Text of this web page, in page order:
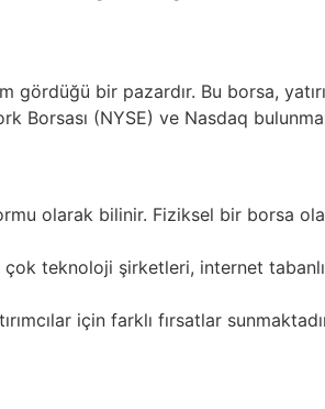
bir pazardır. Bu borsa,
Borsası (NYSE) ve Nasdaq
olarak bilinir. Fiziksel bir borsa
çok teknoloji şirketleri, internet
için farklı fırsatlar